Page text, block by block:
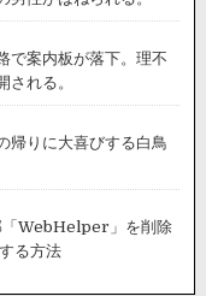
で案内板が落下。理不
される。
帰りに大喜びする白鳥
「WebHelper」を削除
る方法